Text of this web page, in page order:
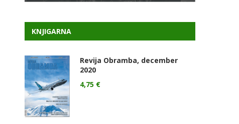
KNJIGARNA
Revija Obramba, december
2020
4,75 €